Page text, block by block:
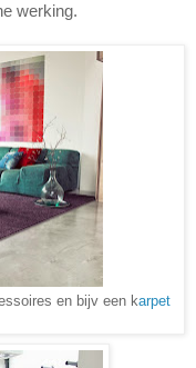
werking.
en bijv een karpet